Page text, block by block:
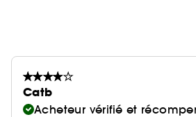
Catb
Acheteur vérifié et